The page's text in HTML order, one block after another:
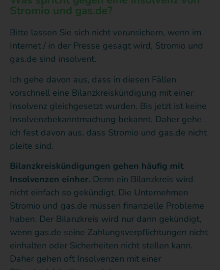
Stromio und gas.de?
Bitte lassen Sie sich nicht verunsichern, wenn im
Internet / in der Presse gesagt wird, Stromio und
gas.de sind insolvent.
Ich gehe davon aus, dass in diesen Fällen
vorschnell eine Bilanzkreiskündigung mit einer
Insolvenz gleichgesetzt wurden. Bis jetzt ist keine
Insolvenzbekanntmachung bekannt. Daher gehe
ich fest davon aus, dass Stromio und gas.de nicht
pleite sind.
Bilanzkreiskündigungen gehen häufig mit
Insolvenzen einher. Denn ein Bilanzkreis wird
nicht einfach so gekündigt. Die Unternehmen
Stromio und gas.de müssen finanzielle Probleme
haben. Der Bilanzkreis wird nur dann gekündigt,
wenn gas.de seine Zahlungsverpflichtungen nicht
einhalten oder Sicherheiten nicht stellen kann.
Daher gehen oft Insolvenzen mit einer